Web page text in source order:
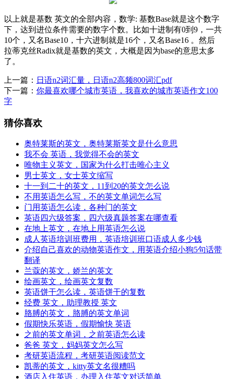
以上就是基数 英文的全部内容，数学: 基数Base就是这个数字
下，达到进位条件需要的数字个数。比如十进制有0到9，一共
10个，又名Base10，十六进制就是16个，又名Base16 。然后
拉蒂克丝Radix就是基数的英文，大概是因为base的意思太多
了。
上一篇： 日语n2词汇量，日语n2高频800词汇pdf
下一篇： 你最喜欢哪个城市英语，我喜欢的城市英语作文100
字
猜你喜欢
奥特莱斯的英文，奥特莱斯英文是什么意思
我不会 英语，我觉得不会的英文
唯物主义英文，国家为什么打击唯心主义
男士英文，女士英文缩写
十一到二十的英文，11到20的英文怎么说
不用英语怎么写，不的英文单词怎么写
门用英语怎么读，各种门的英文
英语四六级答案，四六级真题答案在哪查看
在地上英文，在地上用英语怎么说
成人英语培训班费用，英语培训班口语成人多少钱
介绍自己喜欢的动物英语作文，用英语介绍小狗5句话带
翻译
兰蔻的英文，娇兰的英文
绘画英文，绘画英文复数
英语饼干怎么读，英语饼干的复数
经费 英文，助理教授 英文
胳膊的英文，胳膊的英文单词
假期快乐英语，假期愉快 英语
之前的英文单词，之前英语怎么读
爸爸 英文，妈妈英文怎么写
考研英语流程，考研英语阅读范文
凯蒂的英文，kitty英文名很糟吗
酒店入住英语，办理入住英文对话简单